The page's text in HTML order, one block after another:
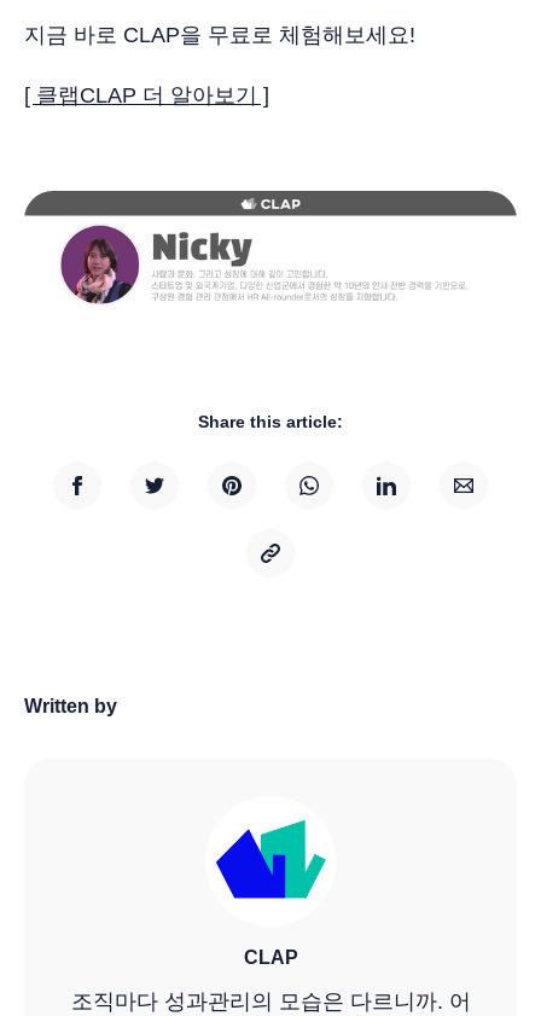
지금 바로 CLAP을 무료로 체험해보세요!
[ 클랩CLAP 더 알아보기 ]
Share this article:
Written by
CLAP
조직마다 성과관리의 모습은 다르니까. 어